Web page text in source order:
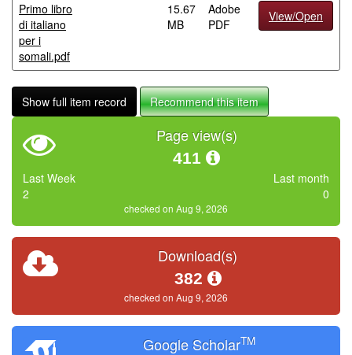
Primo libro
di italiano
per i
somali.pdf
15.67
MB
Adobe
PDF
View/Open
Show full item record Recommend this item
Page view(s)
411
Last Week
2
Last month
0
checked on Aug 9, 2026
Download(s)
382
checked on Aug 9, 2026
Google ScholarTM